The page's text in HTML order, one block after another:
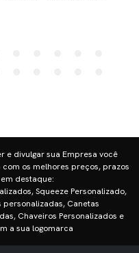
e divulgar sua Empresa você
os melhores preços, prazos
destaque:
Squeeze Personalizado,
personalizadas, Canetas
Chaveiros Personalizados e
a sua logomarca